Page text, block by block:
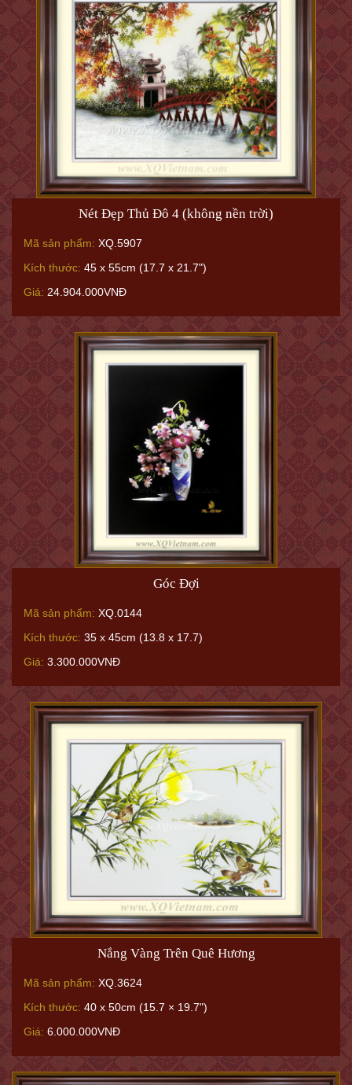
Nét Đẹp Thủ Đô 4 (không nền trời)
Mã sản phẩm: XQ.5907
Kích thước: 45 x 55cm (17.7 x 21.7")
Giá: 24.904.000VNĐ
Góc Đợi
Mã sản phẩm: XQ.0144
Kích thước: 35 x 45cm (13.8 x 17.7)
Giá: 3.300.000VNĐ
Nắng Vàng Trên Quê Hương
Mã sản phẩm: XQ.3624
Kích thước: 40 x 50cm (15.7 × 19.7")
Giá: 6.000.000VNĐ